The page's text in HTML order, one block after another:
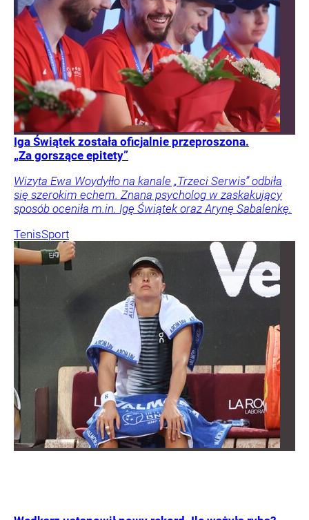
Iga Świątek została oficjalnie przeproszona.
„Za gorszące epitety”
Wizyta Ewa Woydyłło na kanale „Trzeci Serwis” odbiła
się szerokim echem. Znana psycholog w zaskakujący
sposób oceniła m.in. Igę Świątek oraz Arynę Sabalenkę.
TenisSport